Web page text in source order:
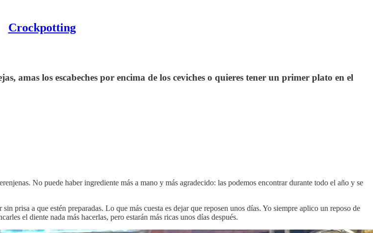
Crockpotting
amas los escabeches por encima de los ceviches o quieres tener un primer plato en el
No puede haber ingrediente más a mano y más agradecido: las podemos encontrar durante todo el año y se
prisa a que estén preparadas. Lo que más cuesta es dejar que reposen unos días. Yo siempre aplico un reposo de
el diente nada más hacerlas, pero estarán más ricas unos días después.